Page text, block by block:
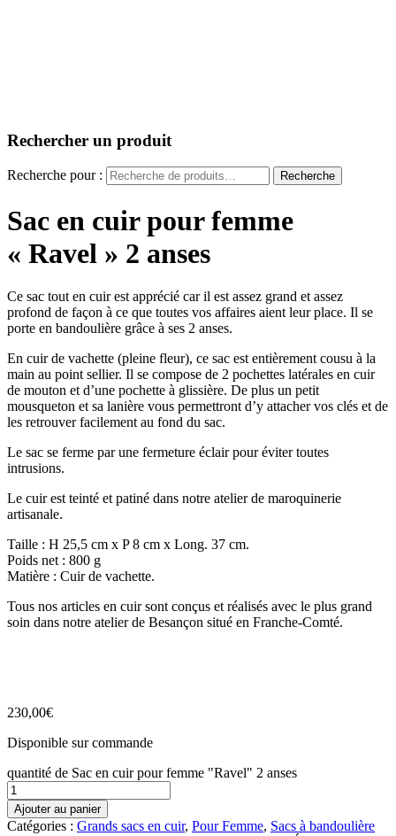
Rechercher un produit
Recherche pour : Recherche
Sac en cuir pour femme
« Ravel » 2 anses
Ce sac tout en cuir est apprécié car il est assez grand et assez
profond de façon à ce que toutes vos affaires aient leur place. Il se
porte en bandoulière grâce à ses 2 anses.
En cuir de vachette (pleine fleur), ce sac est entièrement cousu à la
main au point sellier. Il se compose de 2 pochettes latérales en cuir
de mouton et d’une pochette à glissière. De plus un petit
mousqueton et sa lanière vous permettront d’y attacher vos clés et de
les retrouver facilement au fond du sac.
Le sac se ferme par une fermeture éclair pour éviter toutes
intrusions.
Le cuir est teinté et patiné dans notre atelier de maroquinerie
artisanale.
Taille : H 25,5 cm x P 8 cm x Long. 37 cm.
Poids net : 800 g
Matière : Cuir de vachette.
Tous nos articles en cuir sont conçus et réalisés avec le plus grand
soin dans notre atelier de Besançon situé en Franche-Comté.
230,00€
Disponible sur commande
quantité de Sac en cuir pour femme "Ravel" 2 anses
Ajouter au panier
Catégories : Grands sacs en cuir, Pour Femme, Sacs à bandoulière